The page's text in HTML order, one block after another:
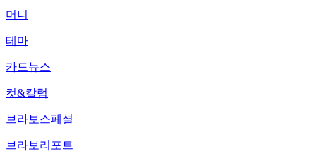
머니
테마
카드뉴스
컷&칼럼
브라보스페셜
브라보리포트